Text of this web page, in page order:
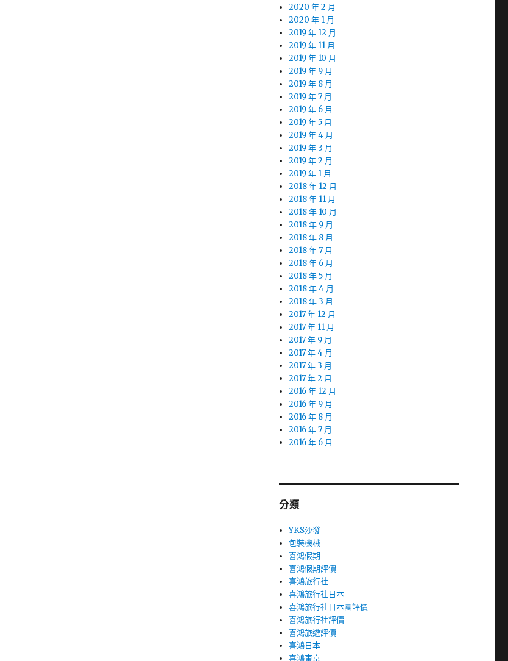
2020 年 2 月
2020 年 1 月
2019 年 12 月
2019 年 11 月
2019 年 10 月
2019 年 9 月
2019 年 8 月
2019 年 7 月
2019 年 6 月
2019 年 5 月
2019 年 4 月
2019 年 3 月
2019 年 2 月
2019 年 1 月
2018 年 12 月
2018 年 11 月
2018 年 10 月
2018 年 9 月
2018 年 8 月
2018 年 7 月
2018 年 6 月
2018 年 5 月
2018 年 4 月
2018 年 3 月
2017 年 12 月
2017 年 11 月
2017 年 9 月
2017 年 4 月
2017 年 3 月
2017 年 2 月
2016 年 12 月
2016 年 9 月
2016 年 8 月
2016 年 7 月
2016 年 6 月
分類
YKS沙發
包裝機械
喜鴻假期
喜鴻假期評價
喜鴻旅行社
喜鴻旅行社日本
喜鴻旅行社日本團評價
喜鴻旅行社評價
喜鴻旅遊評價
喜鴻日本
喜鴻東京